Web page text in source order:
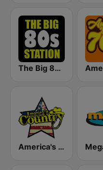
The Big 80s Station
America's Country